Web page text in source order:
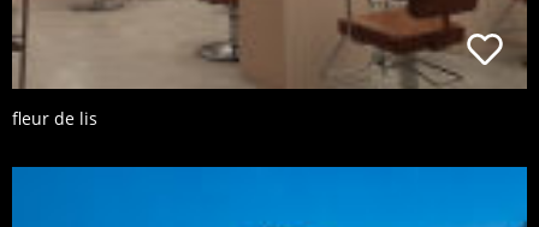
fleur de lis